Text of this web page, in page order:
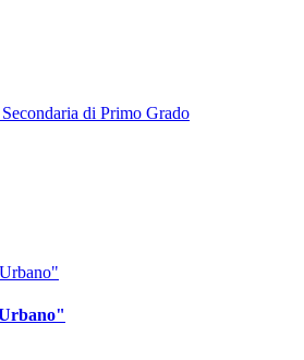
di Primo Grado